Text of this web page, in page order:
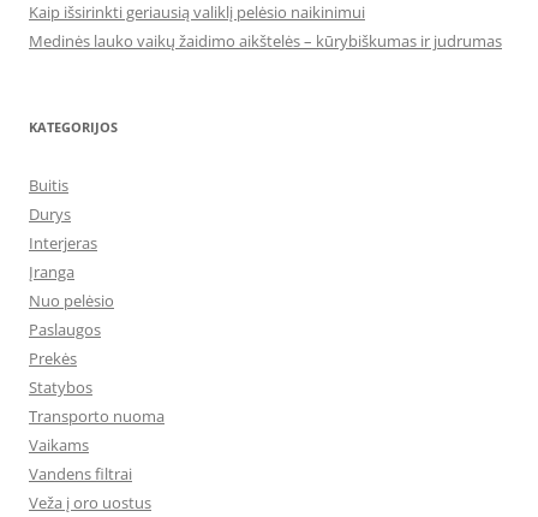
Kaip išsirinkti geriausią valiklį pelėsio naikinimui
Medinės lauko vaikų žaidimo aikštelės – kūrybiškumas ir judrumas
KATEGORIJOS
Buitis
Durys
Interjeras
Įranga
Nuo pelėsio
Paslaugos
Prekės
Statybos
Transporto nuoma
Vaikams
Vandens filtrai
Veža į oro uostus